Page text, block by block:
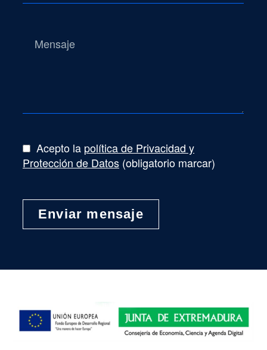
Acepto la política de Privacidad y
Protección de Datos (obligatorio marcar)